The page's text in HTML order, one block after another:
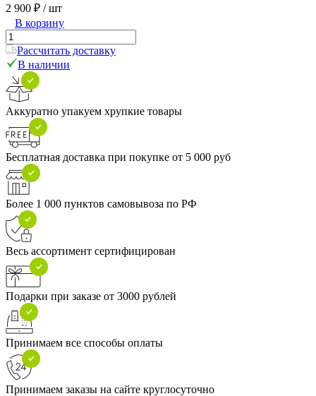
2 900 ₽ / шт
В корзину
Рассчитать доставку
В наличии
Аккуратно упакуем хрупкие товары
Бесплатная доставка при покупке от 5 000 руб
Более 1 000 пунктов самовывоза по РФ
Весь ассортимент сертифицирован
Подарки при заказе от 3000 рублей
Принимаем все способы оплаты
Принимаем заказы на сайте круглосуточно